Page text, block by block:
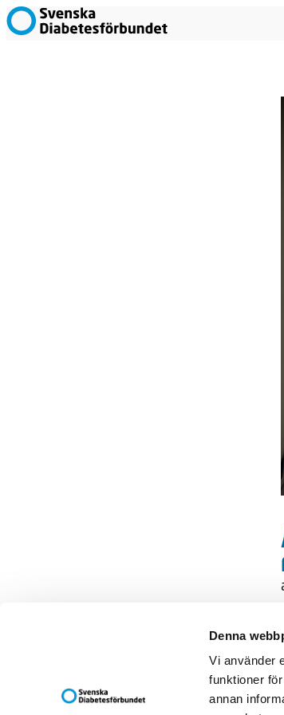
Denna
Vi använder
funktioner
annan